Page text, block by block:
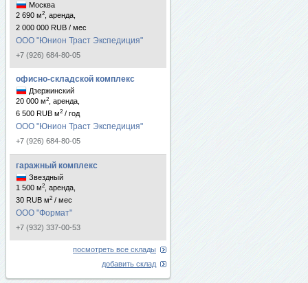
Москва
2 690 м2
, аренда,
2 000 000 RUB / мес
ООО "Юнион Траст Экспедиция"
+7 (926) 684-80-05
офисно-складской комплекс
Дзержинский
20 000 м2
, аренда,
6 500 RUB м2 / год
ООО "Юнион Траст Экспедиция"
+7 (926) 684-80-05
гаражный комплекс
Звездный
1 500 м2
, аренда,
30 RUB м2 / мес
ООО "Формат"
+7 (932) 337-00-53
посмотреть все склады
добавить склад